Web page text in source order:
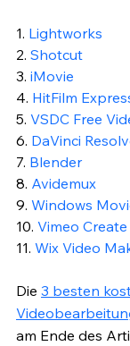
1. Lightworks
2. Shotcut
3. iMovie
4. HitFilm
5. VSDC Free
6. DaVinci
7. Blender
8. Avidemux
9. Windows
10. Vimeo Create
11. Wix Video
Die 3 besten
am Ende des